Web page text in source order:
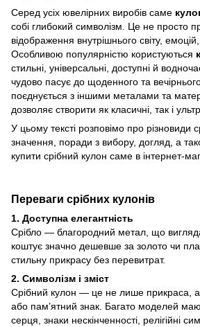
Серед усіх ювелірних виробів саме
собі глибокий символізм. Це не просто
відображення внутрішнього світу, емоцій,
Особливою популярністю користуються
стильні, універсальні, доступні й
чудово пасує до щоденного та
поєднується з іншими металами та
дозволяє створити як класичні, так і
У цьому тексті розповімо про різновиди
значення, поради з вибору, догляд, а
купити срібний кулон саме в інтернет-
Переваги срібних кулонів
1. Доступна елегантність
Срібло — благородний метал, що
коштує значно дешевше за золото чи
стильну прикрасу без перевитрат.
2. Символізм і зміст
Срібний кулон — це не лише прикраса, а
або пам’ятний знак. Багато моделей
серця, знаки нескінченності, релігійні